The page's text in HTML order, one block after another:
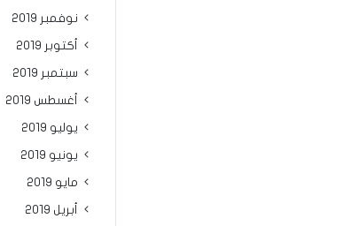
نوفمبر 2019
أكتوبر 2019
سبتمبر 2019
أغسطس 2019
يوليو 2019
يونيو 2019
مايو 2019
أبريل 2019